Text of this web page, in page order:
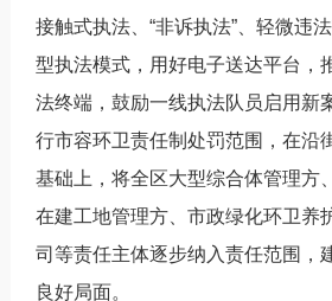
接触式执法、“非诉执法”、轻微违
型执法模式，用好电子送达平台，
法终端，鼓励一线执法队员启用新
行市容环卫责任制处罚范围，在沿
基础上，将全区大型综合体管理方
在建工地管理方、市政绿化环卫养
司等责任主体逐步纳入责任范围，
良好局面。